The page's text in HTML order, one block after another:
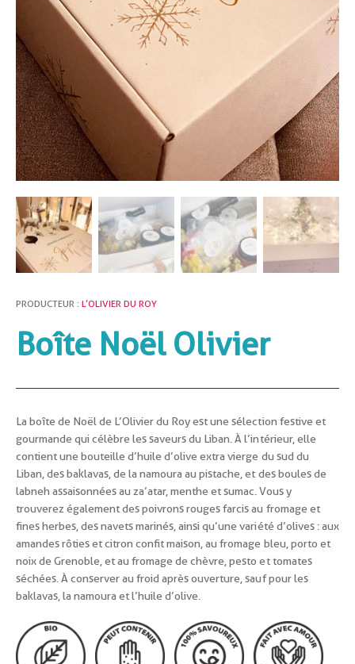
PRODUCTEUR :L’OLIVIER DU ROY
Boîte Noël Olivier
La boîte de Noël de L’Olivier du Roy est une sélection festive et
gourmande qui célèbre les saveurs du Liban. À l’intérieur, elle
contient une bouteille d’huile d’olive extra vierge du sud du
Liban, des baklavas, de la namoura au pistache, et des boules de
labneh assaisonnées au za’atar, menthe et sumac. Vous y
trouverez également des poivrons rouges farcis au fromage et
fines herbes, des navets marinés, ainsi qu’une variété d’olives : aux
amandes rôties et citron confit maison, au fromage bleu, porto et
noix de Grenoble, et au fromage de chèvre, pesto et tomates
séchées. À conserver au froid après ouverture, sauf pour les
baklavas, la namoura et l’huile d’olive.